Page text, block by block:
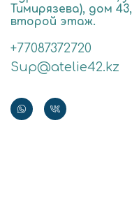
Тимирязева), дом
второй этаж.
+77087372720
Sup@atelie42.kz